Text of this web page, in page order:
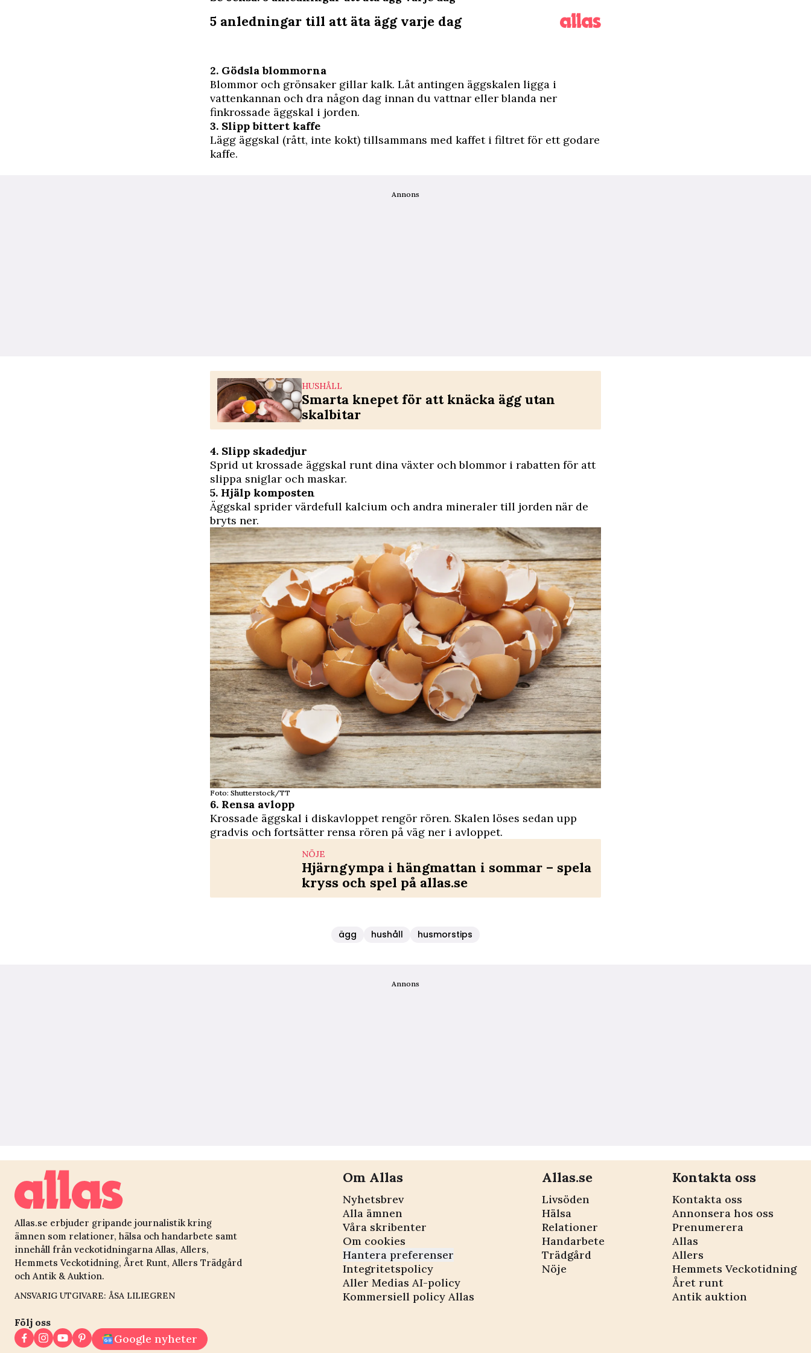
5 anledningar till att äta ägg varje dag
2. Gödsla blommorna
Blommor och grönsaker gillar kalk. Låt antingen äggskalen ligga i
vattenkannan och dra någon dag innan du vattnar eller blanda ner
finkrossade äggskal i jorden.
3. Slipp bittert kaffe
Lägg äggskal (rått, inte kokt) tillsammans med kaffet i filtret för ett godare
kaffe.
Annons
HUSHÅLL
Smarta knepet för att knäcka ägg utan
skalbitar
4. Slipp skadedjur
Sprid ut krossade äggskal runt dina växter och blommor i rabatten för att
slippa sniglar och maskar.
5. Hjälp komposten
Äggskal sprider värdefull kalcium och andra mineraler till jorden när de
bryts ner.
Foto: Shutterstock/TT
6. Rensa avlopp
Krossade äggskal i diskavloppet rengör rören. Skalen löses sedan upp
gradvis och fortsätter rensa rören på väg ner i avloppet.
NÖJE
Hjärngympa i hängmattan i sommar – spela
kryss och spel på allas.se
ägg hushåll husmorstips
Annons
Allas.se erbjuder gripande journalistik kring
ämnen som relationer, hälsa och handarbete samt
innehåll från veckotidningarna Allas, Allers,
Hemmets Veckotidning, Året Runt, Allers Trädgård
och Antik & Auktion.
ANSVARIG UTGIVARE: ÅSA LILIEGREN
Följ oss
Google nyheter
Om Allas
Nyhetsbrev
Alla ämnen
Våra skribenter
Om cookies
Hantera preferenser
Integritetspolicy
Aller Medias AI-policy
Kommersiell policy Allas
Allas.se
Livsöden
Hälsa
Relationer
Handarbete
Trädgård
Nöje
Kontakta oss
Kontakta oss
Annonsera hos oss
Prenumerera
Allas
Allers
Hemmets Veckotidning
Året runt
Antik auktion